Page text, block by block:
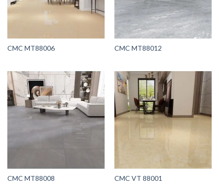
CMC MT88006 CMC MT88012
CMC MT88008 CMC VT 88001